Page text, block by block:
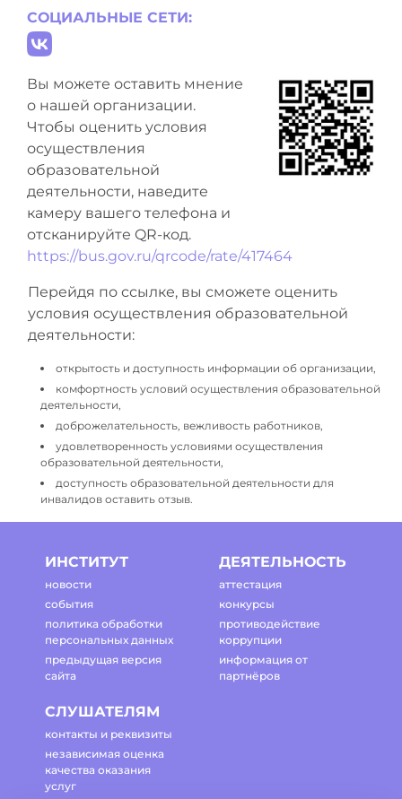
СОЦИАЛЬНЫЕ СЕТИ:
Вы можете оставить мнение
о нашей организации.
Чтобы оценить условия
осуществления
образовательной
деятельности, наведите
камеру вашего телефона и
отсканируйте QR-код.
https://bus.gov.ru/qrcode/rate/417464
Перейдя по ссылке, вы сможете оценить
условия осуществления образовательной
деятельности:
открытость и доступность информации об организации,
комфортность условий осуществления образовательной
деятельности,
доброжелательность, вежливость работников,
удовлетворенность условиями осуществления
образовательной деятельности,
доступность образовательной деятельности для
инвалидов оставить отзыв.
ИНСТИТУТ
новости
события
политика обработки
персональных данных
предыдущая версия
сайта
ДЕЯТЕЛЬНОСТЬ
аттестация
конкурсы
противодействие
коррупции
информация от
партнёров
СЛУШАТЕЛЯМ
контакты и реквизиты
независимая оценка
качества оказания
услуг